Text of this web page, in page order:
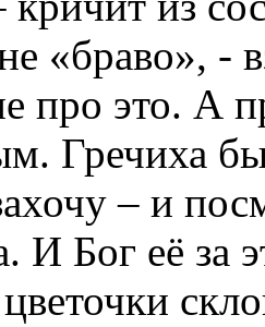
«браво», -
про это. А
Гречиха
– и
И Бог её за